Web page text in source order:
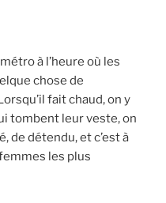
à l’heure où les
chose de
fait chaud, on y
tombent leur veste, on
de détendu, et c’est à
les plus